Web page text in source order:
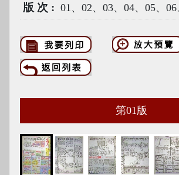
版次 01、02、03、04、05、
第01 版